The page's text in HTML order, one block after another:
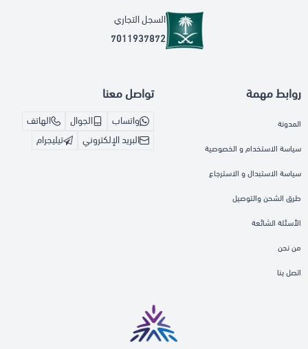
السجل التجاري
7011937872
روابط مهمة
المدونة
سياسة الاستخدام و الخصوصية
سياسة الاستبدال و الاسترجاع
طرق الشحن والتوصيل
الأسئلة الشائعة
من نحن
اتصل بنا
تواصل معنا
واتساب الجوال
الهاتف
البريد الإلكتروني
تيليجرام